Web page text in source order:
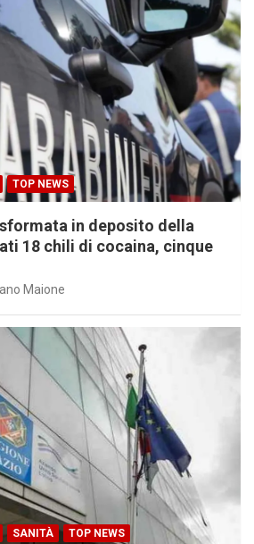
TOP NEWS
in deposito della
18 chili di cocaina, cinque
Maione
SANITÀ TOP NEWS